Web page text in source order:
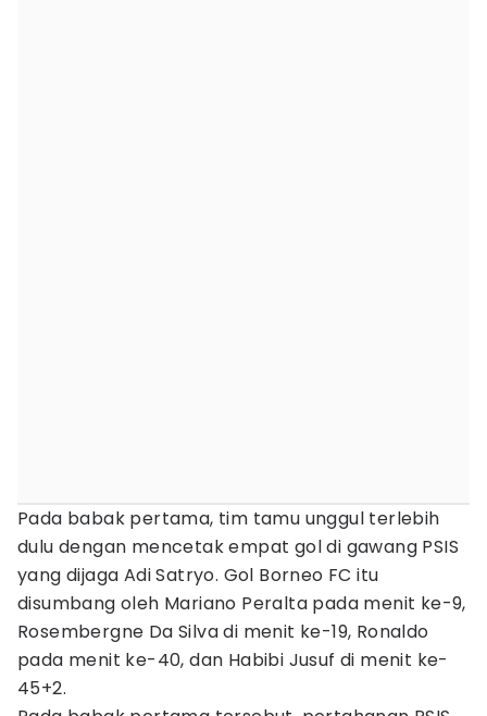
Pada babak pertama, tim tamu unggul terlebih
dulu dengan mencetak empat gol di gawang PSIS
yang dijaga Adi Satryo. Gol Borneo FC itu
disumbang oleh Mariano Peralta pada menit ke-9,
Rosembergne Da Silva di menit ke-19, Ronaldo
pada menit ke-40, dan Habibi Jusuf di menit ke-
45+2.